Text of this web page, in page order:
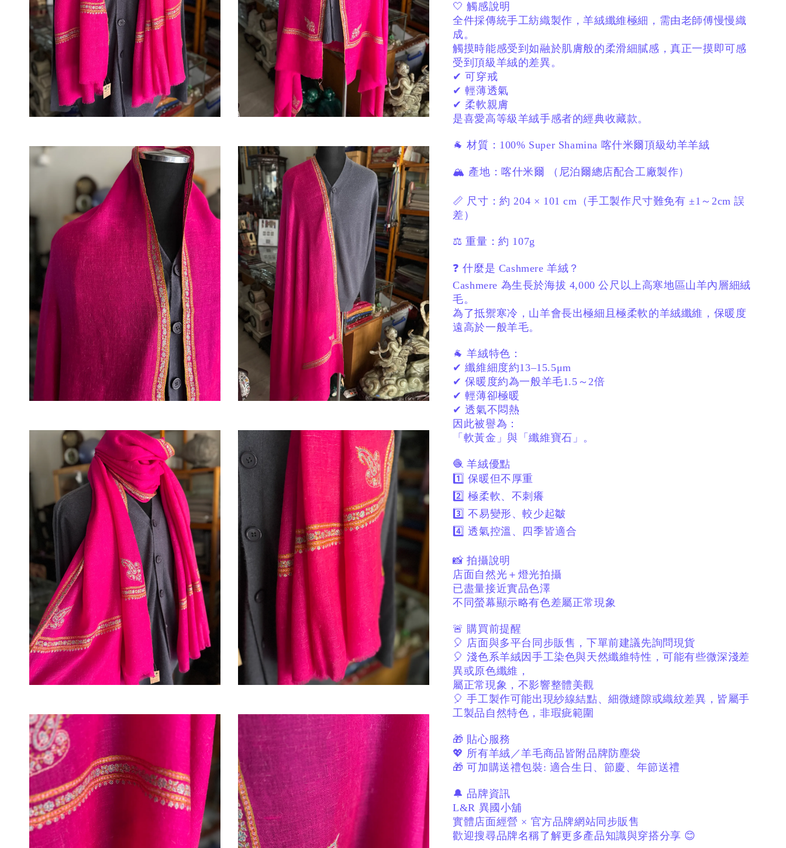
🤍 觸感說明
全件採傳統手工紡織製作，羊絨纖維極細， 需由老師傅慢慢織
成。
觸摸時能感受到如融於肌膚般的柔滑細膩感，真正一摸即可感
受到頂級羊絨的差異。
✔ 可穿戒
✔ 輕薄透氣
✔ 柔軟親膚
是喜愛高等級羊絨手感者的經典收藏款。
🐐 材質： 100% Super Shamina 喀什米爾頂級幼羊羊絨
🏔 產地：喀什米爾 （尼泊爾總店配合工廠製作）
📏 尺寸：約 204 × 101 cm （手工製作尺寸難免有 ±1～2cm 誤
差）
⚖️ 重量：約 107g
❓ 什麼是 Cashmere 羊絨？
Cashmere 為生長於海拔 4,000 公尺以上高寒地區山羊內層細絨
毛。
為了抵禦寒冷， 山羊會長出極細且極柔軟的羊絨纖維， 保暖度
遠高於一般羊毛。
🐐 羊絨特色：
✔ 纖維細度約13–15.5μm
✔ 保暖度約為一般羊毛1.5～2倍
✔ 輕薄卻極暖
✔ 透氣不悶熱
因此被譽為：
「軟黃金」與「纖維寶石」。
🧶 羊絨優點
1️⃣ 保暖但不厚重
2️⃣ 極柔軟、不刺癢
3️⃣ 不易變形、較少起皺
4️⃣ 透氣控溫、四季皆適合
📸 拍攝說明
店面自然光＋燈光拍攝
已盡量接近實品色澤
不同螢幕顯示略有色差屬正常現象
🚨 購買前提醒
🎈 店面與多平台同步販售，下單前建議先詢問現貨
🎈 淺色系羊絨因手工染色與天然纖維特性，可能有些微深淺差
異或原色纖維，
屬正常現象，不影響整體美觀
🎈 手工製作可能出現紗線結點、細微縫隙或織紋差異， 皆屬手
工製品自然特色，非瑕疵範圍
🎁 貼心服務
💖 所有羊絨／羊毛商品皆附品牌防塵袋
🎁 可加購送禮包裝: 適合生日、節慶、年節送禮
🔔 品牌資訊
L&R 異國小舖
實體店面經營 × 官方品牌網站同步販售
歡迎搜尋品牌名稱了解更多產品知識與穿搭分享 😊